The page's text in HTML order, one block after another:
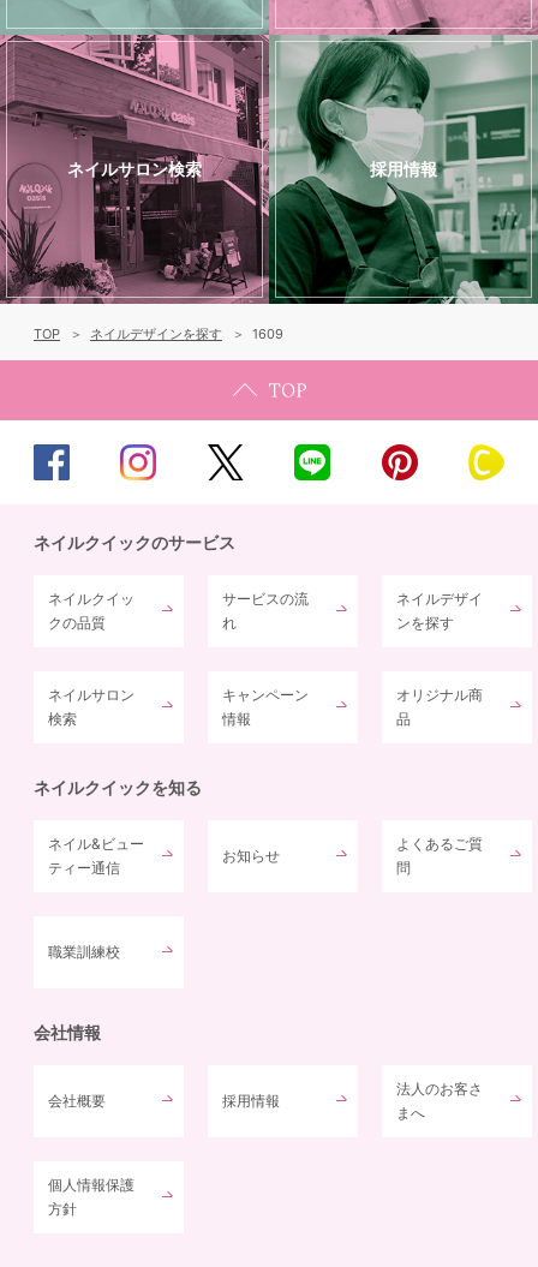
ネイルサロン検索 採用情報
TOP ネイルデザインを探す 1609
ネイルクイックのサービス
ネイルクイッ
クの品質
サービスの流
れ
ネイルデザイ
ンを探す
ネイルサロン
検索
キャンペーン
情報
オリジナル商
品
ネイルクイックを知る
ネイル&ビュー
ティー通信
お知らせ
よくあるご質
問
職業訓練校
会社情報
会社概要 採用情報
法人のお客さ
まへ
個人情報保護
方針